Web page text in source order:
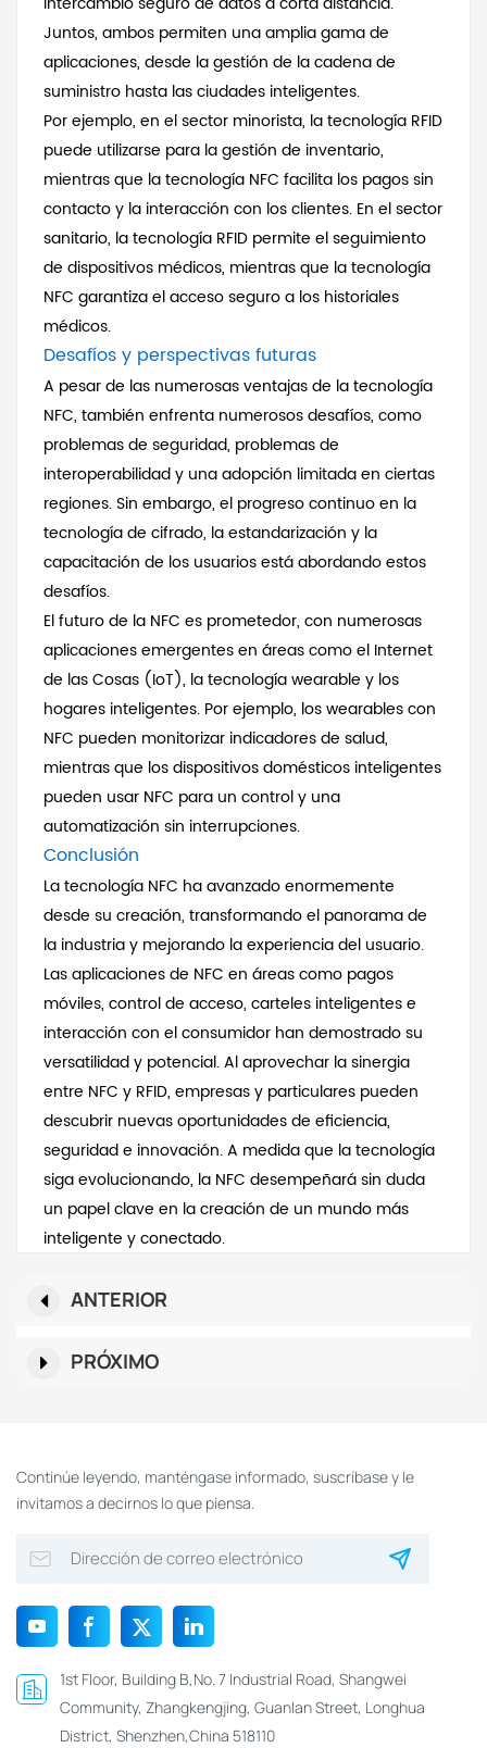
Juntos, ambos permiten una amplia gama de
aplicaciones, desde la gestión de la cadena de
suministro hasta las ciudades inteligentes.
Por ejemplo, en el sector minorista, la tecnología RFID
puede utilizarse para la gestión de inventario,
mientras que la tecnología NFC facilita los pagos sin
contacto y la interacción con los clientes. En el sector
sanitario, la tecnología RFID permite el seguimiento
de dispositivos médicos, mientras que la tecnología
NFC garantiza el acceso seguro a los historiales
médicos.
Desafíos y perspectivas futuras
A pesar de las numerosas ventajas de la tecnología
NFC, también enfrenta numerosos desafíos, como
problemas de seguridad, problemas de
interoperabilidad y una adopción limitada en ciertas
regiones. Sin embargo, el progreso continuo en la
tecnología de cifrado, la estandarización y la
capacitación de los usuarios está abordando estos
desafíos.
El futuro de la NFC es prometedor, con numerosas
aplicaciones emergentes en áreas como el Internet
de las Cosas (IoT), la tecnología wearable y los
hogares inteligentes. Por ejemplo, los wearables con
NFC pueden monitorizar indicadores de salud,
mientras que los dispositivos domésticos inteligentes
pueden usar NFC para un control y una
automatización sin interrupciones.
Conclusión
La tecnología NFC ha avanzado enormemente
desde su creación, transformando el panorama de
la industria y mejorando la experiencia del usuario.
Las aplicaciones de NFC en áreas como pagos
móviles, control de acceso, carteles inteligentes e
interacción con el consumidor han demostrado su
versatilidad y potencial. Al aprovechar la sinergia
entre NFC y RFID, empresas y particulares pueden
descubrir nuevas oportunidades de eficiencia,
seguridad e innovación. A medida que la tecnología
siga evolucionando, la NFC desempeñará sin duda
un papel clave en la creación de un mundo más
inteligente y conectado.
ANTERIOR
PRÓXIMO
Continúe leyendo, manténgase informado, suscríbase y le
invitamos a decirnos lo que piensa.
1st Floor, Building B,No. 7 Industrial Road, Shangwei
Community, Zhangkengjing, Guanlan Street, Longhua
District, Shenzhen,China 518110